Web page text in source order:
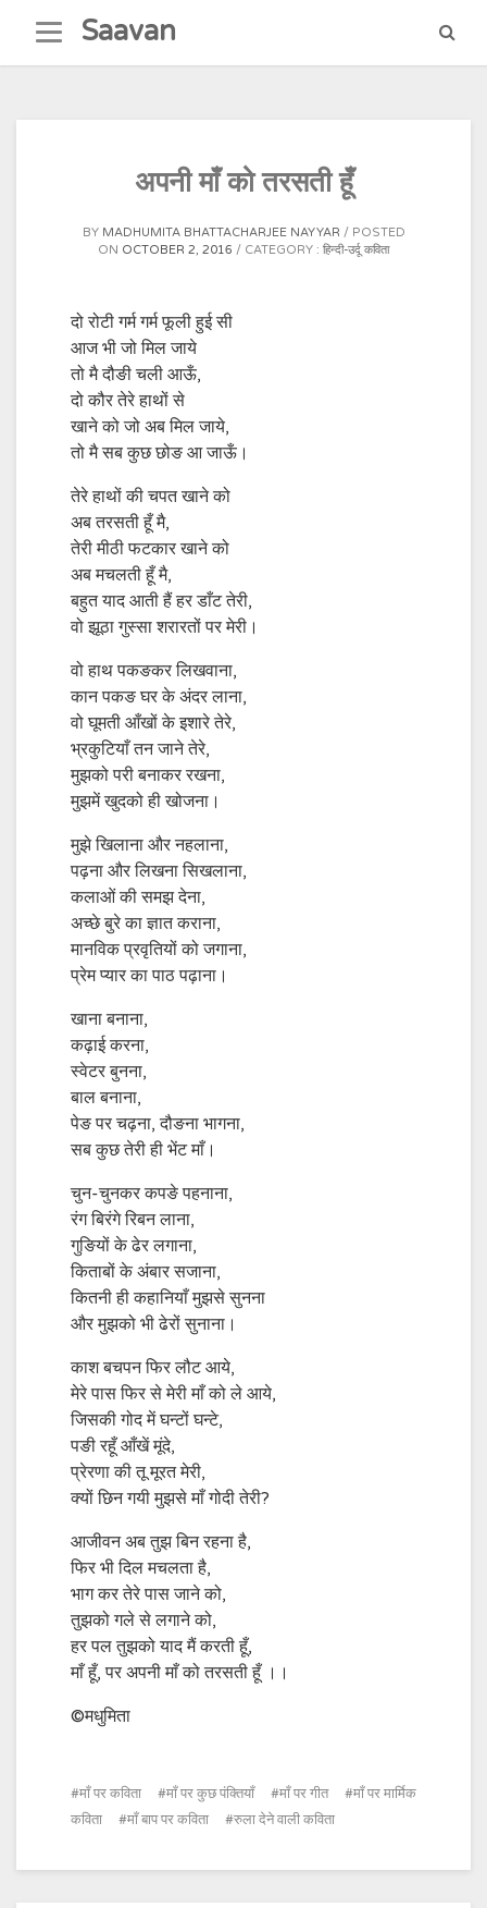
content
Saavan
अपनी माँ को तरसती हूँ
BY MADHUMITA BHATTACHARJEE NAYYAR
POSTED
ON OCTOBER 2, 2016 CATEGORY : हिन्दी-उर्दू कविता
दो रोटी गर्म गर्म फूली हुई सी
आज भी जो मिल जाये
तो मै दौङी चली आऊँ,
दो कौर तेरे हाथों से
खाने को जो अब मिल जाये,
तो मै सब कुछ छोङ आ जाऊँ।
तेरे हाथों की चपत खाने को
अब तरसती हूँ मै,
तेरी मीठी फटकार खाने को
अब मचलती हूँ मै,
बहुत याद आती हैं हर डाँट तेरी,
वो झूठा गुस्सा शरारतों पर मेरी।
वो हाथ पकङकर लिखवाना,
कान पकङ घर के अंदर लाना,
वो घूमती आँखों के इशारे तेरे,
भ्रकुटियाँ तन जाने तेरे,
मुझको परी बनाकर रखना,
मुझमें खुदको ही खोजना।
मुझे खिलाना और नहलाना,
पढ़ना और लिखना सिखलाना,
कलाओं की समझ देना,
अच्छे बुरे का ज्ञात कराना,
मानविक प्रवृतियों को जगाना,
प्रेम प्यार का पाठ पढ़ाना।
खाना बनाना,
कढ़ाई करना,
स्वेटर बुनना,
बाल बनाना,
पेङ पर चढ़ना, दौङना भागना,
सब कुछ तेरी ही भेंट माँ।
चुन-चुनकर कपङे पहनाना,
रंग बिरंगे रिबन लाना,
गुङियों के ढेर लगाना,
किताबों के अंबार सजाना,
कितनी ही कहानियाँ मुझसे सुनना
और मुझको भी ढेरों सुनाना।
काश बचपन फिर लौट आये,
मेरे पास फिर से मेरी माँ को ले आये,
जिसकी गोद में घन्टों घन्टे,
पङी रहूँ आँखें मूंदे,
प्रेरणा की तू मूरत मेरी,
क्यों छिन गयी मुझसे माँ गोदी तेरी?
आजीवन अब तुझ बिन रहना है,
फिर भी दिल मचलता है,
भाग कर तेरे पास जाने को,
तुझको गले से लगाने को,
हर पल तुझको याद मैं करती हूँ,
माँ हूँ, पर अपनी माँ को तरसती हूँ ।।
©मधुमिता
माँ पर कविता माँ पर कुछ पंक्तियाँ माँ पर गीत
माँ पर मार्मिक
कविता
माँ बाप पर कविता रुला देने वाली कविता